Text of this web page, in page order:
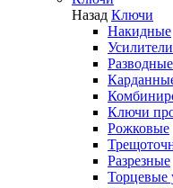
Назад Ключи
Накидные
Разводные
Ключи
Рожковые
Разрезные
Торцевые